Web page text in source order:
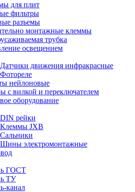
для плит
фильтры
разъемы
монтажные клеммы
трубка
освещением
Датчики движения инфракрасные
Фотореле
нейлоновые
с вилкой и переключателем
оборудование
DIN рейки
Клеммы JXB
Сальники
Шины электромонтажные
ГОСТ
ТУ
канал